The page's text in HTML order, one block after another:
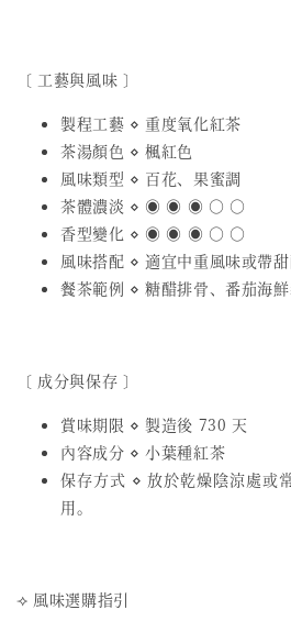
〔 工藝與風味 〕
製程工藝 ⋄ 重度氧化紅茶
茶湯顏色 ⋄ 楓紅色
風味類型 ⋄ 百花、果蜜調
茶體濃淡 ⋄ ◉ ◉ ◉ ○ ○
香型變化 ⋄ ◉ ◉ ◉ ○ ○
風味搭配 ⋄ 適宜中重風味或帶
餐茶範例 ⋄ 糖醋排骨、番茄海
〔 成分與保存 〕
賞味期限 ⋄ 製造後 730 天
內容成分 ⋄ 小葉種紅茶
保存方式 ⋄ 放於乾燥陰涼處或
用。
⟢ 風味選購指引